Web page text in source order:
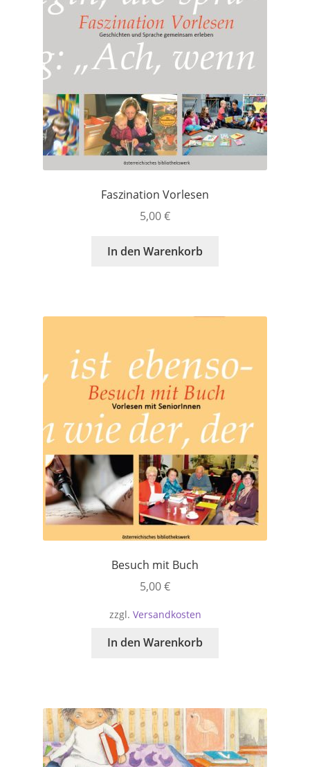
Faszination Vorlesen
5,00€
In den Warenkorb
Besuch mit Buch
5,00€
zzgl. Versandkosten
In den Warenkorb